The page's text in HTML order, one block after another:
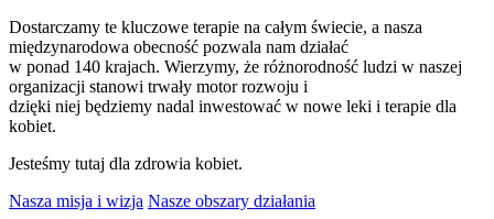
Dostarczamy te kluczowe terapie na całym świecie, a nasza
międzynarodowa obecność pozwala nam działać
w ponad 140 krajach. Wierzymy, że różnorodność ludzi w naszej
organizacji stanowi trwały motor rozwoju i
dzięki niej będziemy nadal inwestować w nowe leki i terapie dla
kobiet.
Jesteśmy tutaj dla zdrowia kobiet.
Nasza misja i wizja Nasze obszary działania